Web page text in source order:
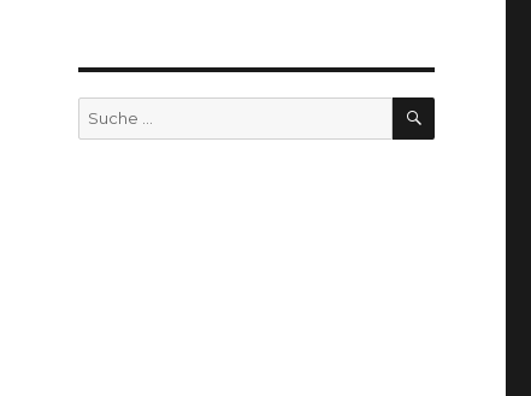
Suche
nach:
SUCHEN